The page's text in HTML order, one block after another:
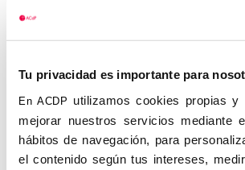
Tu privacidad es importante para
En ACDP utilizamos cookies propias y
mejorar nuestros servicios mediante
hábitos de navegación, para
el contenido según tus intereses,
Sanfelipe
Cases,